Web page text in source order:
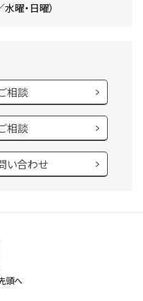
曜・日曜）
相談
相談
い合わせ
頭へ